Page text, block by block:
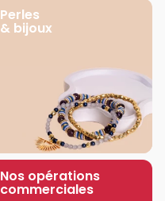
Perles
& bijoux
Nos opérations
commerciales